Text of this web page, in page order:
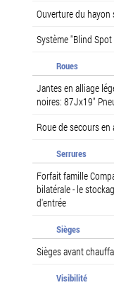
Ouverture du hayon
Système "Blind
Roues
Jantes en alliage
noires: 87Jx19"
Roue de secours en
Serrures
Forfait famille
bilatérale - le
d'entrée
Sièges
Sièges avant
Visibilité